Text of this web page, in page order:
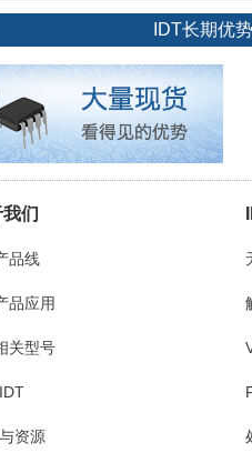
IDT长期优
们
品线
品应用
关型号
资源